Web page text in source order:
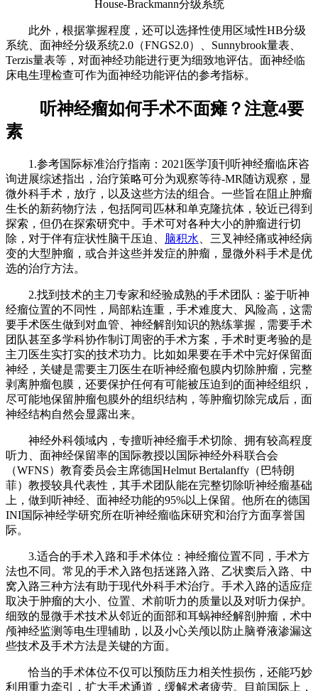
House-Brackmann分级系统
此外，根据掌握程度，还可以选择性使用区域性HB分级
系统、面神经分级系统2.0（FNGS2.0）、Sunnybrook量表、
Terzis量表等，对面神经功能进行更为细致地评估。面神经临
床电生理检查可作为面神经功能评估的参考指标。
听神经瘤如何手术不面瘫？注意4要
素
1.参考国际标准治疗指南：2021医学顶刊听神经瘤临床咨
询进展综述指出，治疗策略可分为观察等待-MR随访观察，显
微外科手术，放疗，以及这些方法的组合。一些旨在阻止肿瘤
生长的新药物疗法，包括阿司匹林和单克隆抗体，较近已得到
探索，但仍在探索研究中。手术可对各种大小的肿瘤进行切
除，对于伴有症状性脑干压迫、 脑积水 、三叉神经痛或神经病
变的大型肿瘤，或合并这些并发症的肿瘤，显微外科手术是优
选的治疗方法。
2.找到技术的主刀专家和经验成熟的手术团队：鉴于听神
经瘤位置的不同性，局部粘连重，手术难度大、风险高，这需
要手术医生做到对血管、神经解剖知识的熟练掌握，需要手术
团队甚至多学科协作制订周密的手术方案，手术时更考验的是
主刀医生实打实的技术功力。比如如果要在手术中完好保留面
神经，关键是需要主刀医生在听神经瘤包膜内切除肿瘤，完整
剥离肿瘤包膜，还要保护任何有可能被压迫到的面神经组织，
尽可能地保留肿瘤包膜外的组织结构，等肿瘤切除完成后，面
神经结构自然会显露出来。
神经外科领域内，专擅听神经瘤手术切除、拥有较高程度
听力、面神经保留率的国际教授以国际神经外科联合会
（WFNS）教育委员会主席德国Helmut Bertalanffy（巴特朗
菲）教授较具代表性，其手术团队能在完整切除听神经瘤基础
上，做到听神经、面神经功能的95%以上保留。他所在的德国
INI国际神经学研究所在听神经瘤临床研究和治疗方面享誉国
际。
3.适合的手术入路和手术体位：神经瘤位置不同，手术方
法也不同。常见的手术入路包括迷路入路、乙状窦后入路、中
窝入路三种方法有助于现代外科手术治疗。手术入路的适应症
取决于肿瘤的大小、位置、术前听力的质量以及对听力保护。
细致的显微手术技术从邻近的面部和耳蜗神经解剖肿瘤，术中
颅神经监测等电生理辅助，以及小心关颅以防止脑脊液渗漏这
些技术及手术方法是关键的方面。
恰当的手术体位不仅可以预防压力相关性损伤，还能巧妙
利用重力牵引，扩大手术通道，缓解术者疲劳。目前国际上，